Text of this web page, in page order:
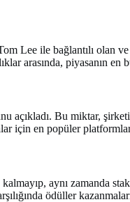
Lee ile bağlantılı
arasında, piyasanın
açıkladı. Bu miktar,
için en popüler
aynı zamanda
ödüller